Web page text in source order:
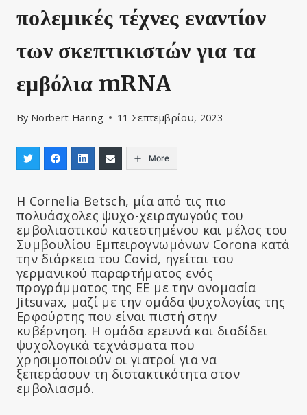
πολεμικές τέχνες εναντίον
των σκεπτικιστών για τα
εμβόλια mRNA
By Norbert Häring 11 Σεπτεμβρίου, 2023
More
Η Cornelia Betsch, μία από τις πιο
πολυάσχολες ψυχο-χειραγωγούς του
εμβολιαστικού κατεστημένου και μέλος του
Συμβουλίου Εμπειρογνωμόνων Corona κατά
την διάρκεια του Covid, ηγείται του
γερμανικού παραρτήματος ενός
προγράμματος της ΕΕ με την ονομασία
Jitsuvax, μαζί με την ομάδα ψυχολογίας της
Ερφούρτης που είναι πιστή στην
κυβέρνηση. Η ομάδα ερευνά και διαδίδει
ψυχολογικά τεχνάσματα που
χρησιμοποιούν οι γιατροί για να
ξεπεράσουν τη διστακτικότητα στον
εμβολιασμό.